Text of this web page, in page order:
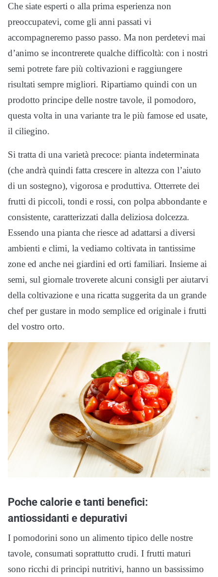
Che siate esperti o alla prima esperienza non
preoccupatevi, come gli anni passati vi
accompagneremo passo passo. Ma non perdetevi mai
d’animo se incontrerete qualche difficoltà: con i nostri
semi potrete fare più coltivazioni e raggiungere
risultati sempre migliori. Ripartiamo quindi con un
prodotto principe delle nostre tavole, il pomodoro,
questa volta in una variante tra le più famose ed usate,
il ciliegino.
Si tratta di una varietà precoce: pianta indeterminata
(che andrà quindi fatta crescere in altezza con l’aiuto
di un sostegno), vigorosa e produttiva. Otterrete dei
frutti di piccoli, tondi e rossi, con polpa abbondante e
consistente, caratterizzati dalla deliziosa dolcezza.
Essendo una pianta che riesce ad adattarsi a diversi
ambienti e climi, la vediamo coltivata in tantissime
zone ed anche nei giardini ed orti familiari. Insieme ai
semi, sul giornale troverete alcuni consigli per aiutarvi
della coltivazione e una ricatta suggerita da un grande
chef per gustare in modo semplice ed originale i frutti
del vostro orto.
Poche calorie e tanti benefici:
antiossidanti e depurativi
I pomodorini sono un alimento tipico delle nostre
tavole, consumati soprattutto crudi. I frutti maturi
sono ricchi di principi nutritivi, hanno un bassissimo